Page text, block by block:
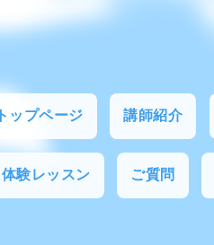
トップページ 講師紹介
体験レッスン ご質問